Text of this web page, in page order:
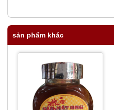
sản phẩm khác